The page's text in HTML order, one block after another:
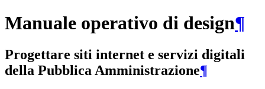
Manuale operativo di design¶
Progettare siti internet e servizi digitali
della Pubblica Amministrazione¶